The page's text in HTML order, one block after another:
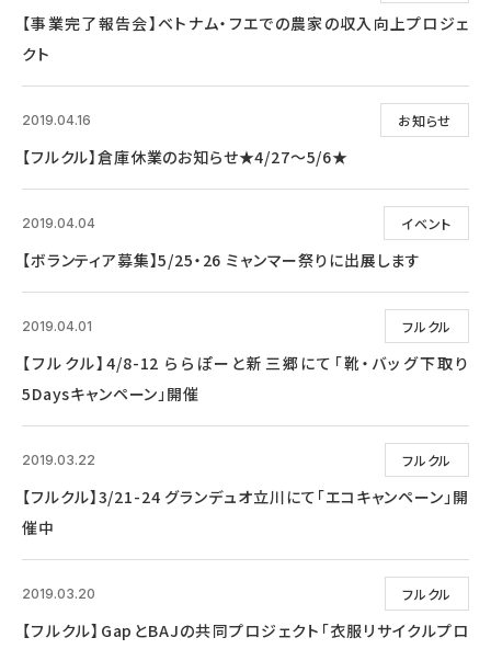
【事業完了報告会】ベトナム・フエでの農家の収入向上プロジェ
クト
お知らせ
2019.04.16
【フルクル】倉庫休業のお知らせ★4/27～5/6★
イベント
2019.04.04
【ボランティア募集】5/25・26 ミャンマー祭りに出展します
フルクル
2019.04.01
【フルクル】4/8-12 ららぽーと新三郷にて「靴・バッグ下取り
5Daysキャンペーン」開催
フルクル
2019.03.22
【フルクル】3/21-24 グランデュオ立川にて「エコキャンペーン」開
催中
フルクル
2019.03.20
【フルクル】GapとBAJの共同プロジェクト「衣服リサイクルプロ